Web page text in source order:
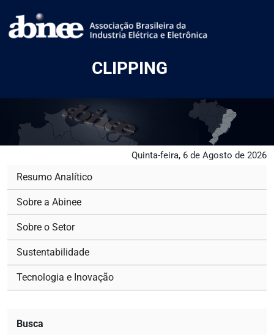
CLIPPING
Quinta-feira, 6 de Agosto de 2026
Resumo Analítico
Sobre a Abinee
Sobre o Setor
Sustentabilidade
Tecnologia e Inovação
Busca